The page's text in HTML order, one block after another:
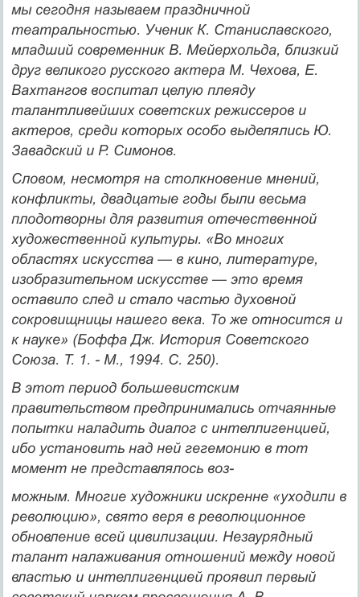
мы се­годня называем праздничной
театральностью. Ученик К. Стани­славского,
младший современник В. Мейерхольда, близкий
друг великого русского актера М. Чехова, Е.
Вахтангов воспитал целую плеяду
талантливейших советских режиссеров и
актеров, среди которых особо выделялись Ю.
Завадский и Р. Симонов.
Словом, несмотря на столкновение мнений,
конфликты, двадцатые годы были весьма
плодотворны для развития отечест­венной
художественной культуры. «Во многих
областях искусст­ва — в кино, литературе,
изобразительном искусстве — это время
оставило след и стало частью духовной
сокровищницы нашего ве­ка. То же относится и
к науке» (Боффа Дж. История Советского
Союза. Т. 1. - М., 1994. С. 250).
В этот период большевистским
правительством предприни­мались отчаянные
попытки наладить диалог с интеллигенцией,
ибо установить над ней гегемонию в тот
момент не представлялось воз-
можным. Многие художники искренне «уходили в
революцию», свято веря в революционное
обновление всей цивилизации. Неза­урядный
талант налаживания отношений между новой
властью и интеллигенцией проявил первый